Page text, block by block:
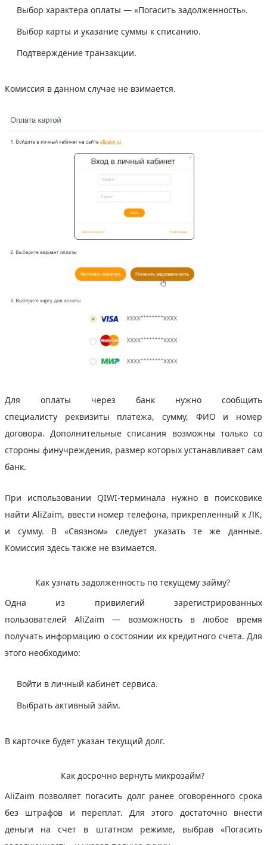
Выбор характера оплаты — «Погасить задолженность».
Выбор карты и указание суммы к списанию.
Подтверждение транзакции.
Комиссия в данном случае не взимается.
Для оплаты через банк нужно сообщить
специалисту реквизиты платежа, сумму, ФИО и номер
договора. Дополнительные списания возможны только со
стороны финучреждения, размер которых устанавливает сам
банк.
При использовании QIWI-терминала нужно в поисковике
найти AliZaim, ввести номер телефона, прикрепленный к ЛК,
и сумму. В «Связном» следует указать те же данные.
Комиссия здесь также не взимается.
Как узнать задолженность по текущему займу?
Одна из привилегий зарегистрированных
пользователей AliZaim — возможность в любое время
получать информацию о состоянии их кредитного счета. Для
этого необходимо:
Войти в личный кабинет сервиса.
Выбрать активный займ.
В карточке будет указан текущий долг.
Как досрочно вернуть микрозайм?
AliZaim позволяет погасить долг ранее оговоренного срока
без штрафов и переплат. Для этого достаточно внести
деньги на счет в штатном режиме, выбрав «Погасить